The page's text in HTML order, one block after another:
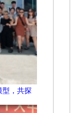
型，共探